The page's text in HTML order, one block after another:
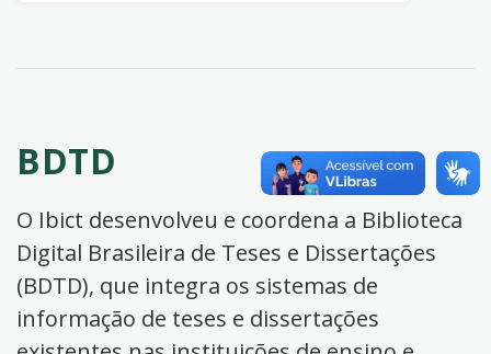
BDTD
O Ibict desenvolveu e coordena a Biblioteca
Digital Brasileira de Teses e Dissertações
(BDTD), que integra os sistemas de
informação de teses e dissertações